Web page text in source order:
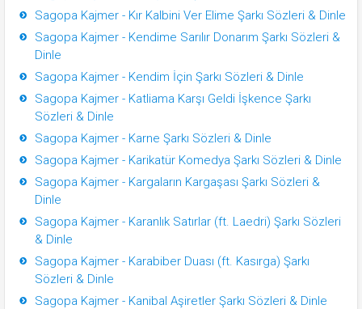
Sagopa Kajmer - Kır Kalbini Ver Elime Şarkı Sözleri & Dinle
Sagopa Kajmer - Kendime Sarılır Donarım Şarkı Sözleri &
Dinle
Sagopa Kajmer - Kendim İçin Şarkı Sözleri & Dinle
Sagopa Kajmer - Katliama Karşı Geldi İşkence Şarkı
Sözleri & Dinle
Sagopa Kajmer - Karne Şarkı Sözleri & Dinle
Sagopa Kajmer - Karikatür Komedya Şarkı Sözleri & Dinle
Sagopa Kajmer - Kargaların Kargaşası Şarkı Sözleri &
Dinle
Sagopa Kajmer - Karanlık Satırlar (ft. Laedri) Şarkı Sözleri
& Dinle
Sagopa Kajmer - Karabiber Duası (ft. Kasırga) Şarkı
Sözleri & Dinle
Sagopa Kajmer - Kanibal Aşiretler Şarkı Sözleri & Dinle